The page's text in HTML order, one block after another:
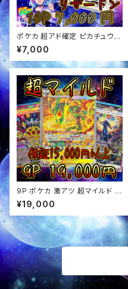
ポケカ 超アド確定 ピカチュウor
リザードン確定 オリパ
¥7,000
9P ポケカ 激アツ 超マイルド オ
リパ
¥19,000